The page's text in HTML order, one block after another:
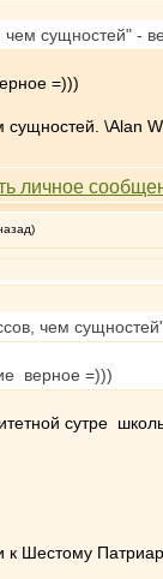
чем сущностей" -
=)))
сущностей. \Alan
чем
верное =)))
сутре
Шестому